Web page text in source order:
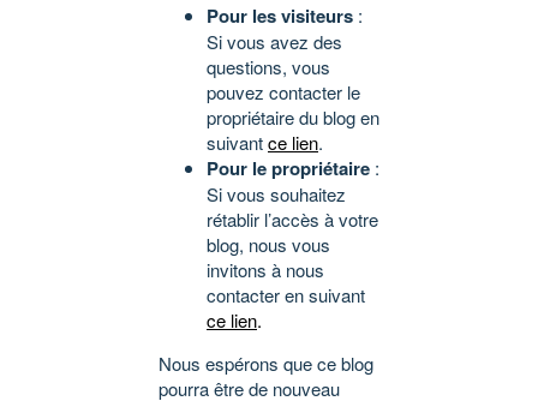
Pour les visiteurs :
Si vous avez des
questions, vous
pouvez contacter le
propriétaire du blog en
suivantce lien.
Pour le propriétaire :
Si vous souhaitez
rétablir l’accès à votre
blog, nous vous
invitons à nous
contacter en suivant
ce lien.
Nous espérons que ce blog
pourra être de nouveau